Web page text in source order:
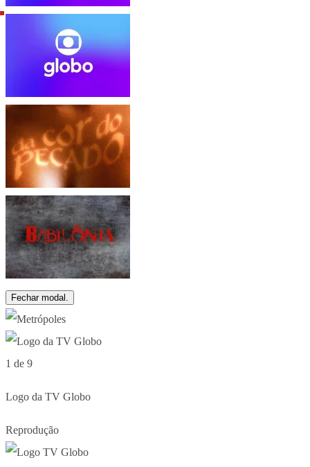
Fechar modal.
1 de 9
Logo da TV Globo
Reprodução